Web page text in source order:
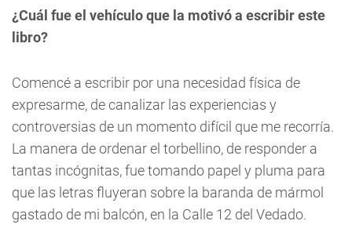
¿Cuál fue el vehículo que la motivó a escribir este
libro?
Comencé a escribir por una necesidad física de
expresarme, de canalizar las experiencias y
controversias de un momento difícil que me recorría.
La manera de ordenar el torbellino, de responder a
tantas incógnitas, fue tomando papel y pluma para
que las letras fluyeran sobre la baranda de mármol
gastado de mi balcón, en la Calle 12 del Vedado.